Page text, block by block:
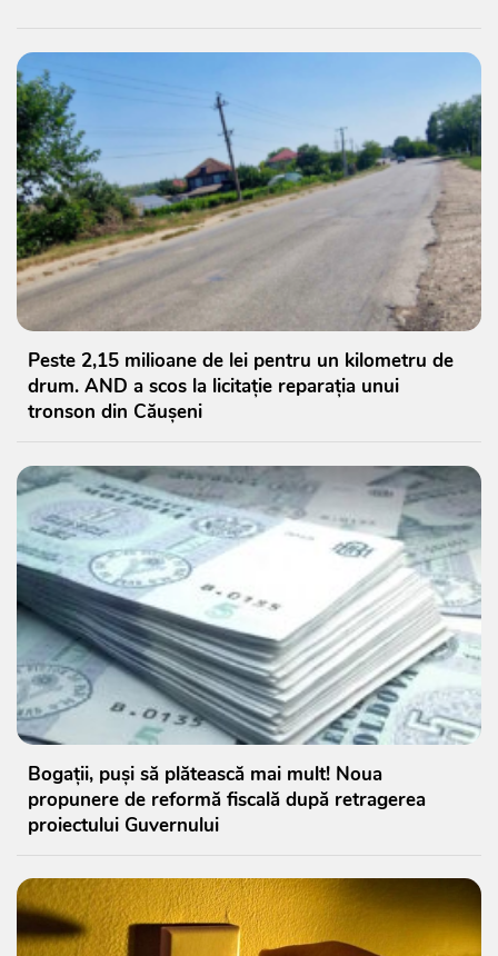
Peste 2,15 milioane de lei pentru un kilometru de
drum. AND a scos la licitație reparația unui
tronson din Căușeni
Bogații, puși să plătească mai mult! Noua
propunere de reformă fiscală după retragerea
proiectului Guvernului